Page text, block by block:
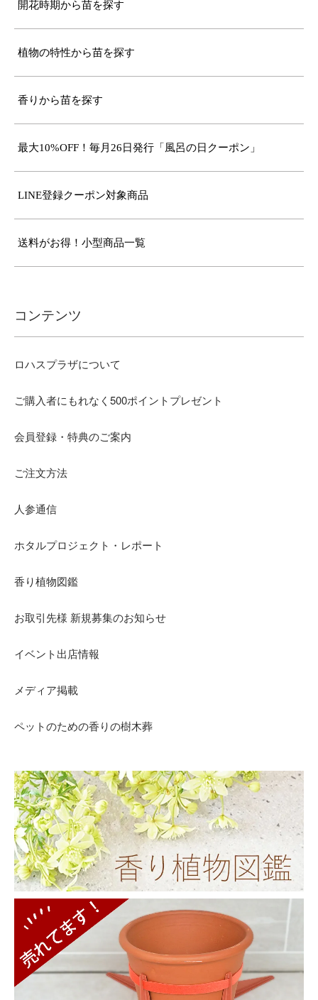
開花時期から苗を探す
植物の特性から苗を探す
香りから苗を探す
最大10%OFF！毎月26日発行「風呂の日クーポン」
LINE登録クーポン対象商品
送料がお得！小型商品一覧
コンテンツ
ロハスプラザについて
ご購入者にもれなく500ポイントプレゼント
会員登録・特典のご案内
ご注文方法
人参通信
ホタルプロジェクト・レポート
香り植物図鑑
お取引先様 新規募集のお知らせ
イベント出店情報
メディア掲載
ペットのための香りの樹木葬